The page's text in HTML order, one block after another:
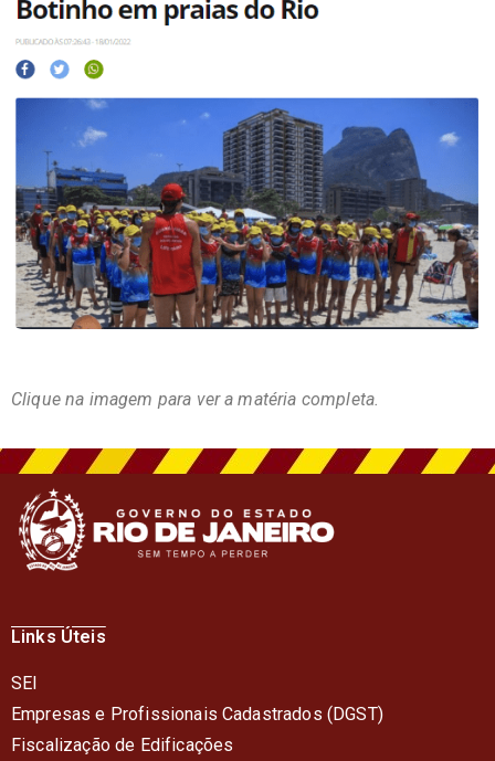
Clique na imagem para ver a matéria completa.
Links Úteis
SEI
Empresas e Profissionais Cadastrados (DGST)
Fiscalização de Edificações